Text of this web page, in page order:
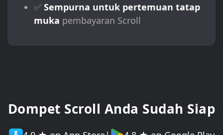
✅ Sempurna untuk pertemuan tatap
muka pembayaran Scroll
Dompet Scroll Anda Sudah Siap